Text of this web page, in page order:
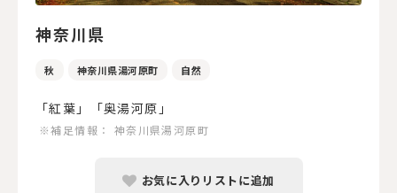
神奈川県
秋 神奈川県湯河原町 自然
「紅葉」「奥湯河原」
※補足情報： 神奈川県湯河原町
お気に入りリストに追加